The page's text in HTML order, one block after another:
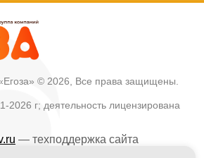
© 2026, Все права защищены.
г; деятельность лицензирована
— техподдержка сайта